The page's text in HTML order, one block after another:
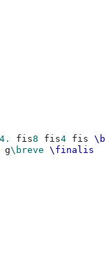
4. fis8 fis4 fis
g\breve
\finalis